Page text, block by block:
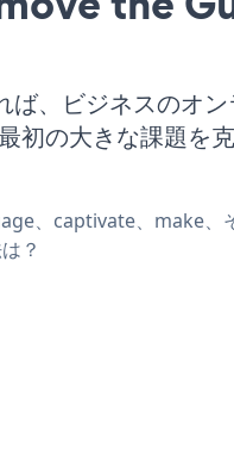
、ビジネスのオン
初の大きな課題を克
、captivate、make、
？